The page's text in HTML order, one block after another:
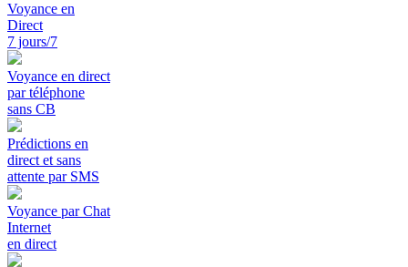
Voyance en
Direct
7 jours/7
Voyance en direct
par téléphone
sans CB
Prédictions en
direct et sans
attente par SMS
Voyance par Chat
Internet
en direct